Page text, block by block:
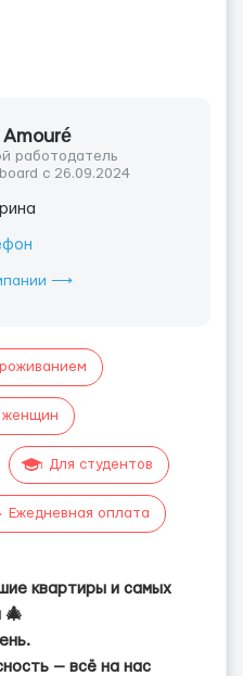
Amouré
работодатель
с 26.09.2024
⟶
женщин
Для студентов
Ежедневная оплата
квартиры и самых
🎄
— всё на нас